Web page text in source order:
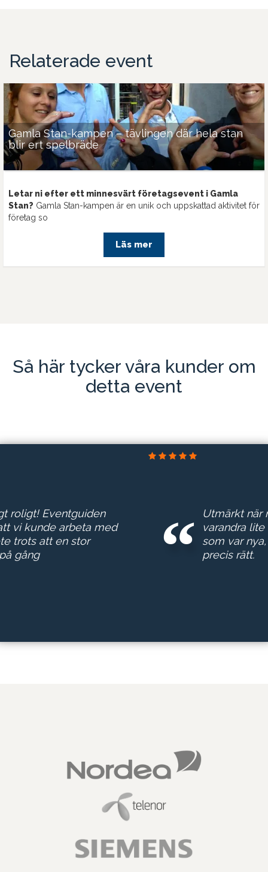
Relaterade event
Gamla Stan-kampen – tävlingen där hela stan
blir ert spelbräde
Letar ni efter ett minnesvärt företagsevent i Gamla
Stan? Gamla Stan-kampen är en unik och uppskattad aktivitet för
företag so
Läs mer
Så här tycker våra kunder om
detta event
NORRVATTEN
Utmärkt när man vill lära känna
varandra lite bättre. Vi var 3-4 st av 10
som var nya, så för vår del var detta